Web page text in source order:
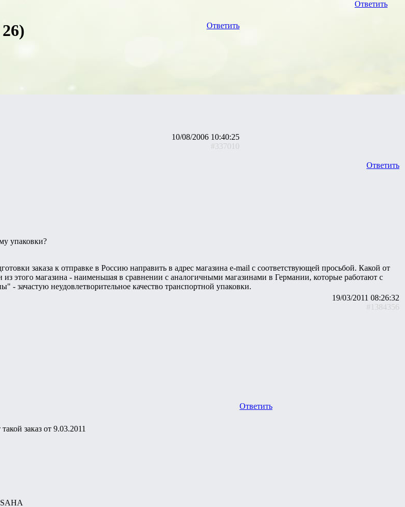
Ответить
Ответить
10/08/2006 10:40:25
#337010
Ответить
упаковки?
заказа к отправке в Россию направить в адрес магазина e-mail с соответствующей просьбой. Какой от
из этого магазина - наименьшая в сравнении с аналогичными магазинами в Германии, которые работают с
- зачастую неудовлетворительное качество транспортной упаковки.
19/03/2011 08:26:32
#1384356
Ответить
заказ от 9.03.2011